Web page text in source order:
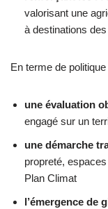
valorisant une
à destinations
En terme de
une évaluation
engagé sur un
une démarche
propreté,
Plan Climat
l’émergence de